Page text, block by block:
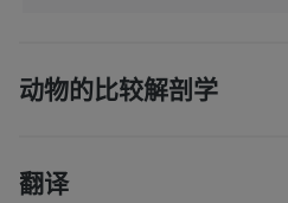
动物的比较解剖学
翻译